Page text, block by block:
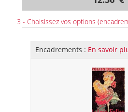
3 - Choisissez vos options
Encadrements : En savoir